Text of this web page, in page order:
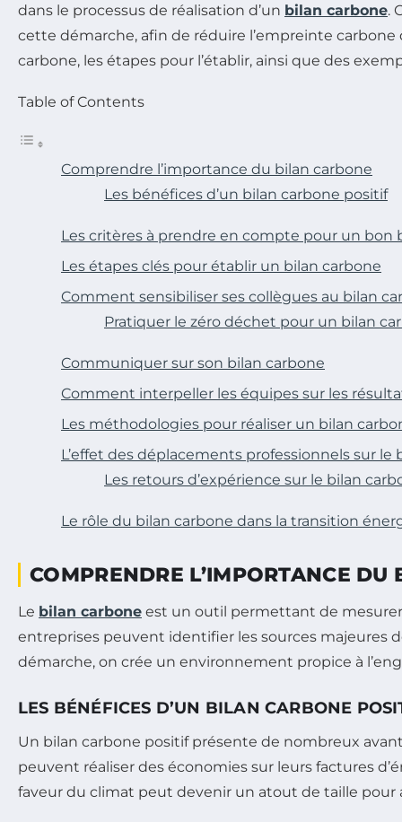
dans le processus de réalisation d’un bilan carbone.
cette démarche, afin de réduire l’empreinte carbone
carbone, les étapes pour l’établir, ainsi que des
Table of Contents
Comprendre l’importance du bilan carbone
Les bénéfices d’un bilan carbone positif
Les critères à prendre en compte pour un bon
Les étapes clés pour établir un bilan carbone
Comment sensibiliser ses collègues au bilan
Pratiquer le zéro déchet pour un bilan
Communiquer sur son bilan carbone
Comment interpeller les équipes sur les
Les méthodologies pour réaliser un bilan
L’effet des déplacements professionnels sur le
Les retours d’expérience sur le bilan
Le rôle du bilan carbone dans la transition
COMPRENDRE L’IMPORTANCE
Le bilan carbone est un outil permettant de mesurer
entreprises peuvent identifier les sources majeures
démarche, on crée un environnement propice à
LES BÉNÉFICES D’UN BILAN CARBONE
Un bilan carbone positif présente de nombreux
peuvent réaliser des économies sur leurs factures
faveur du climat peut devenir un atout de taille pour